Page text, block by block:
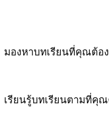
มองหาบทเรียนที่คุณต้อง
เรียนรู้บทเรียนตามที่คุณ